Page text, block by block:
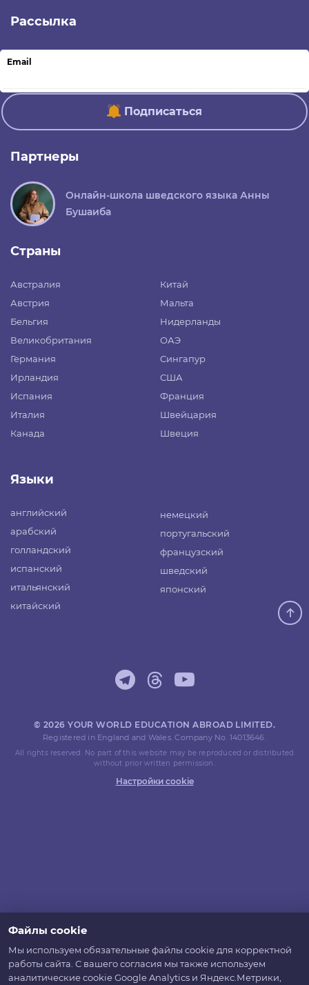
Рассылка
Email
Подписаться
Партнеры
Онлайн-школа шведского языка Анны
Бушаиба
Страны
Австралия
Австрия
Бельгия
Великобритания
Германия
Ирландия
Испания
Италия
Канада
Китай
Мальта
Нидерланды
ОАЭ
Сингапур
США
Франция
Швейцария
Швеция
Языки
английский
арабский
голландский
испанский
итальянский
китайский
немецкий
португальский
французский
шведский
японский
© 2026 YOUR WORLD EDUCATION ABROAD LIMITED.
Registered in England and Wales. Company No. 14013646.
All rights reserved. No part of this website may be reproduced or distributed
without prior written permission.
Настройки cookie
Файлы cookie
Мы используем обязательные файлы cookie для корректной
работы сайта. С вашего согласия мы также используем
аналитические cookie Google Analytics и Яндекс.Метрики,